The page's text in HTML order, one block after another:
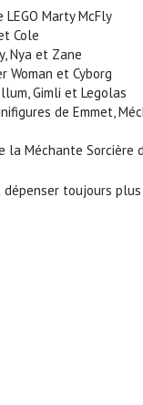
Marty McFly
Cole
Nya et Zane
Woman et Cyborg
Gimli et Legolas
de Emmet,
la Méchante Sorcière
toujours plus